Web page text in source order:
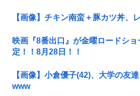
【画像】チキン南蛮＋豚カツ丼、
映画『8番出口』が金曜ロードシ
定！！8月28日！！
【画像】小倉優子(42)、大学の友
www